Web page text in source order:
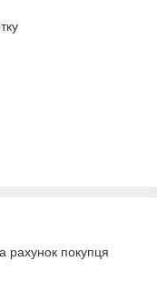
рахунок покупця